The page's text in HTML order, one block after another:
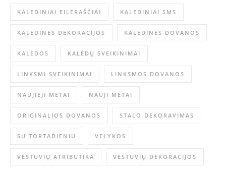
KALĖDINIAI EILĖRAŠČIAI KALĖDINIAI SMS
KALĖDINĖS DEKORACIJOS KALĖDINĖS DOVANOS
KALĖDOS KALĖDŲ SVEIKINIMAI
LINKSMI SVEIKINIMAI LINKSMOS DOVANOS
NAUJIEJI METAI NAUJI METAI
ORIGINALIOS DOVANOS STALO DEKORAVIMAS
SU TORTADIENIU VELYKOS
VESTUVIŲ ATRIBUTIKA VESTUVIŲ DEKORACIJOS